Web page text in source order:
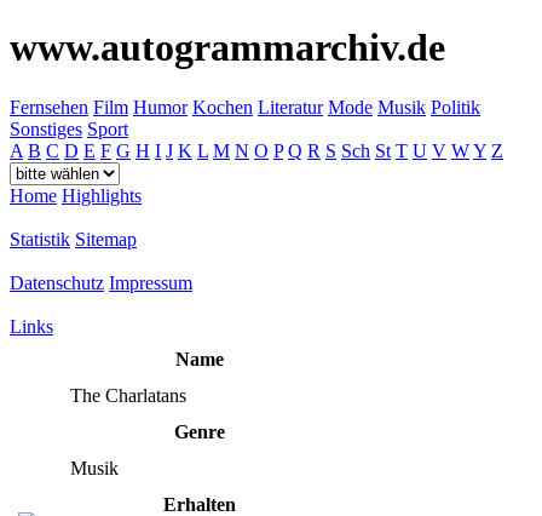
www.autogrammarchiv.de
Fernsehen Film Humor Kochen Literatur Mode Musik Politik
Sonstiges Sport
A B C D E F G H I J K L M N O P Q R S Sch St T U V WY Z
Home Highlights
Statistik Sitemap
Datenschutz Impressum
Links
Name
The Charlatans
Genre
Musik
Erhalten